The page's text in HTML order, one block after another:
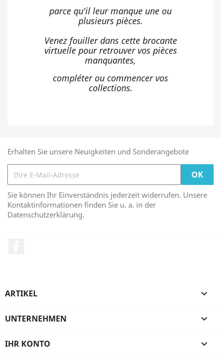
parce qu'il leur manque une ou
plusieurs pièces.
Venez fouiller dans cette brocante
virtuelle pour retrouver vos pièces
manquantes,
compléter ou commencer vos
collections.
Erhalten Sie unsere Neuigkeiten und Sonderangebote
Sie können Ihr Einverständnis jederzeit widerrufen. Unsere
Kontaktinformationen finden Sie u. a. in der
Datenschutzerklärung.
ARTIKEL 
UNTERNEHMEN 
IHR KONTO 